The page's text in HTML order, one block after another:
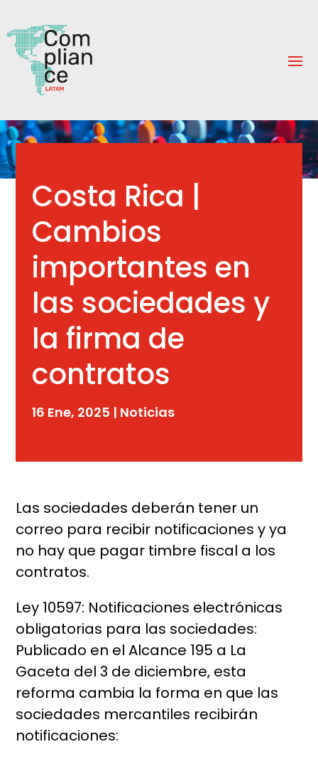
Costa Rica |
Cambios
importantes en
las sociedades y
la firma de
contratos
16 Ene, 2025 | Noticias
Las sociedades deberán tener un
correo para recibir notificaciones y ya
no hay que pagar timbre fiscal a los
contratos.
Ley 10597: Notificaciones electrónicas
obligatorias para las sociedades:
Publicado en el Alcance 195 a La
Gaceta del 3 de diciembre, esta
reforma cambia la forma en que las
sociedades mercantiles recibirán
notificaciones: